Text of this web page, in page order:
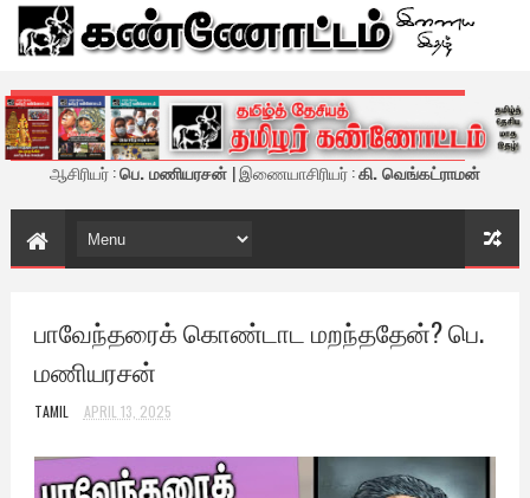
கண்ணோட்டம் - இணைய இதழ்
ஆசிரியர் :பெ. மணியரசன் | இணையாசிரியர் :கி. வெங்கட்ராமன்
பாவேந்தரைக் கொண்டாட மறந்ததேன்? பெ.
மணியரசன்
TAMIL APRIL 13, 2025